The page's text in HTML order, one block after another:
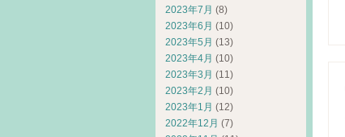
2023年7月 (8)
2023年6月 (10)
2023年5月 (13)
2023年4月 (10)
2023年3月 (11)
2023年2月 (10)
2023年1月 (12)
2022年12月 (7)